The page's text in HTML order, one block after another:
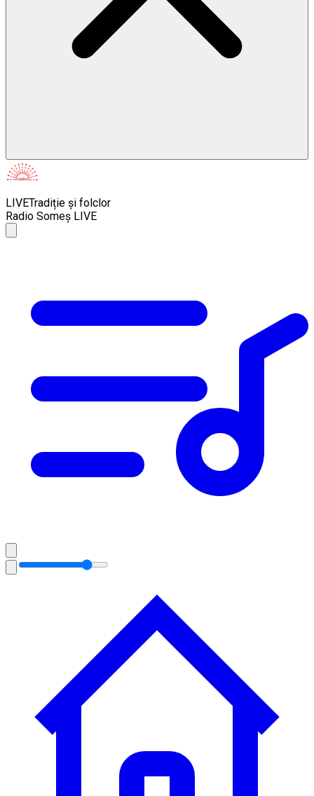
LIVETradiție și folclor
Radio Someș LIVE